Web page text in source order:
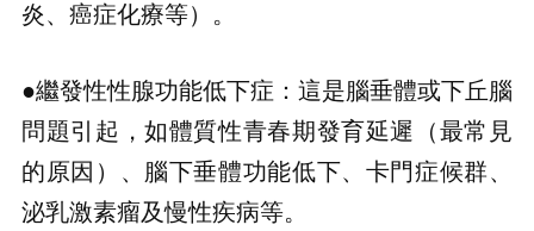
炎、癌症化療等）。
●繼發性性腺功能低下症：這是腦垂體或下丘腦
問題引起，如體質性青春期發育延遲（最常見
的原因）、腦下垂體功能低下、卡門症候群、
泌乳激素瘤及慢性疾病等。